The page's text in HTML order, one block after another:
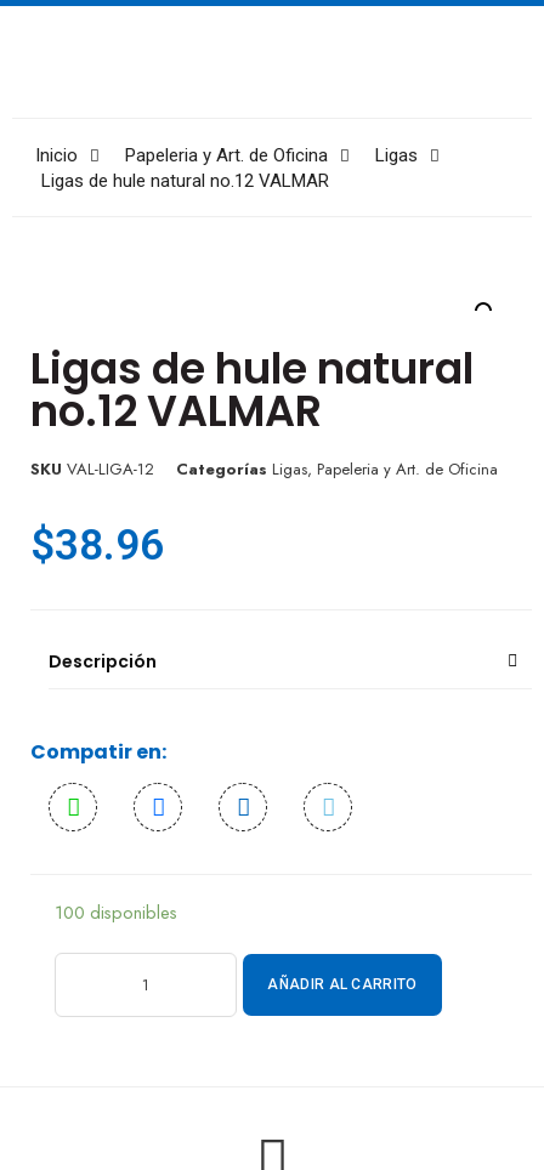
Inicio Papeleria y Art. de Oficina
Ligas
Ligas de hule natural no.12 VALMAR
Ligas de hule natural
no.12 VALMAR
SKU VAL-LIGA-12 Categorías Ligas, Papeleria y Art. de Oficina
$38.96
Descripción
Compatir en:
100 disponibles
AÑADIR AL CARRITO